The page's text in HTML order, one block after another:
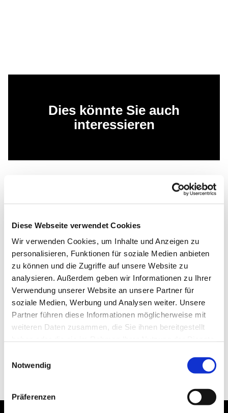
Diese Webseite verwendet Cookies
Wir verwenden Cookies, um Inhalte und Anzeigen zu
personalisieren, Funktionen für soziale Medien anbieten
zu können und die Zugriffe auf unsere Website zu
analysieren. Außerdem geben wir Informationen zu Ihrer
Verwendung unserer Website an unsere Partner für
soziale Medien, Werbung und Analysen weiter. Unsere
Partner führen diese Informationen möglicherweise mit
weiteren Daten zusammen, die Sie ihnen bereitgestellt
Notwendig
Präferenzen
Dies könnte Sie auch
interessieren